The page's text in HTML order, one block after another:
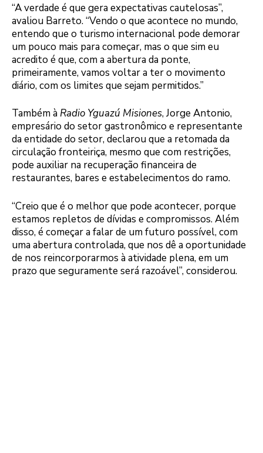
“A verdade é que gera expectativas cautelosas”,
avaliou Barreto. “Vendo o que acontece no mundo,
entendo que o turismo internacional pode demorar
um pouco mais para começar, mas o que sim eu
acredito é que, com a abertura da ponte,
primeiramente, vamos voltar a ter o movimento
diário, com os limites que sejam permitidos.”
Também àRadio Yguazú Misiones, Jorge Antonio,
empresário do setor gastronômico e representante
da entidade do setor, declarou que a retomada da
circulação fronteiriça, mesmo que com restrições,
pode auxiliar na recuperação financeira de
restaurantes, bares e estabelecimentos do ramo.
“Creio que é o melhor que pode acontecer, porque
estamos repletos de dívidas e compromissos. Além
disso, é começar a falar de um futuro possível, com
uma abertura controlada, que nos dê a oportunidade
de nos reincorporarmos à atividade plena, em um
prazo que seguramente será razoável”, considerou.